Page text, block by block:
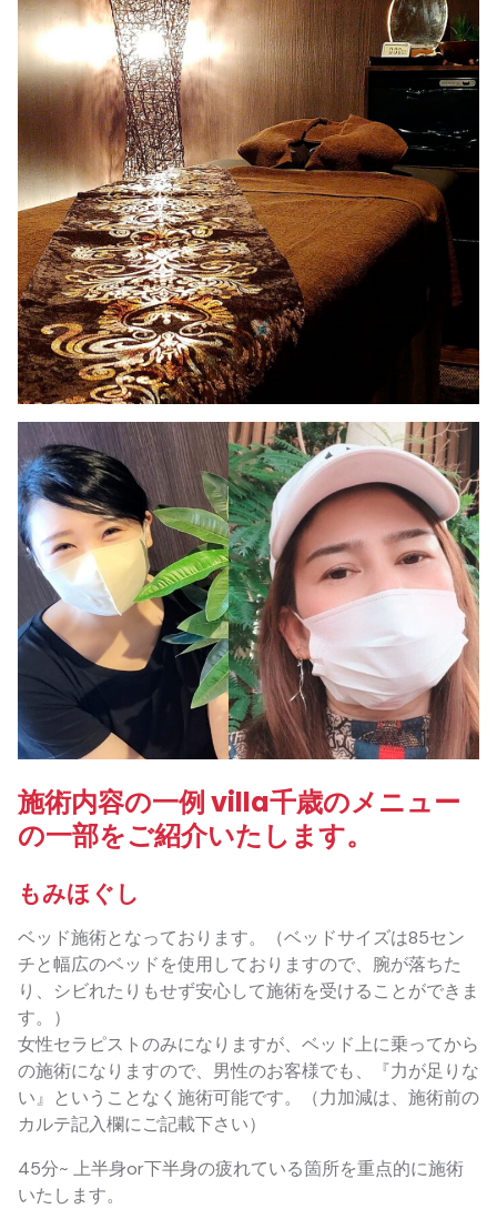
施術内容の一例 villa千歳のメニュー
の一部をご紹介いたします。
もみほぐし
ベッド施術となっております。（ベッドサイズは85セン
チと幅広のベッドを使用しておりますので、腕が落ちた
り、シビれたりもせず安心して施術を受けることができま
す。）
女性セラピストのみになりますが、ベッド上に乗ってから
の施術になりますので、男性のお客様でも、『力が足りな
い』ということなく施術可能です。（力加減は、施術前の
カルテ記入欄にご記載下さい）
45分~ 上半身or下半身の疲れている箇所を重点的に施術
いたします。